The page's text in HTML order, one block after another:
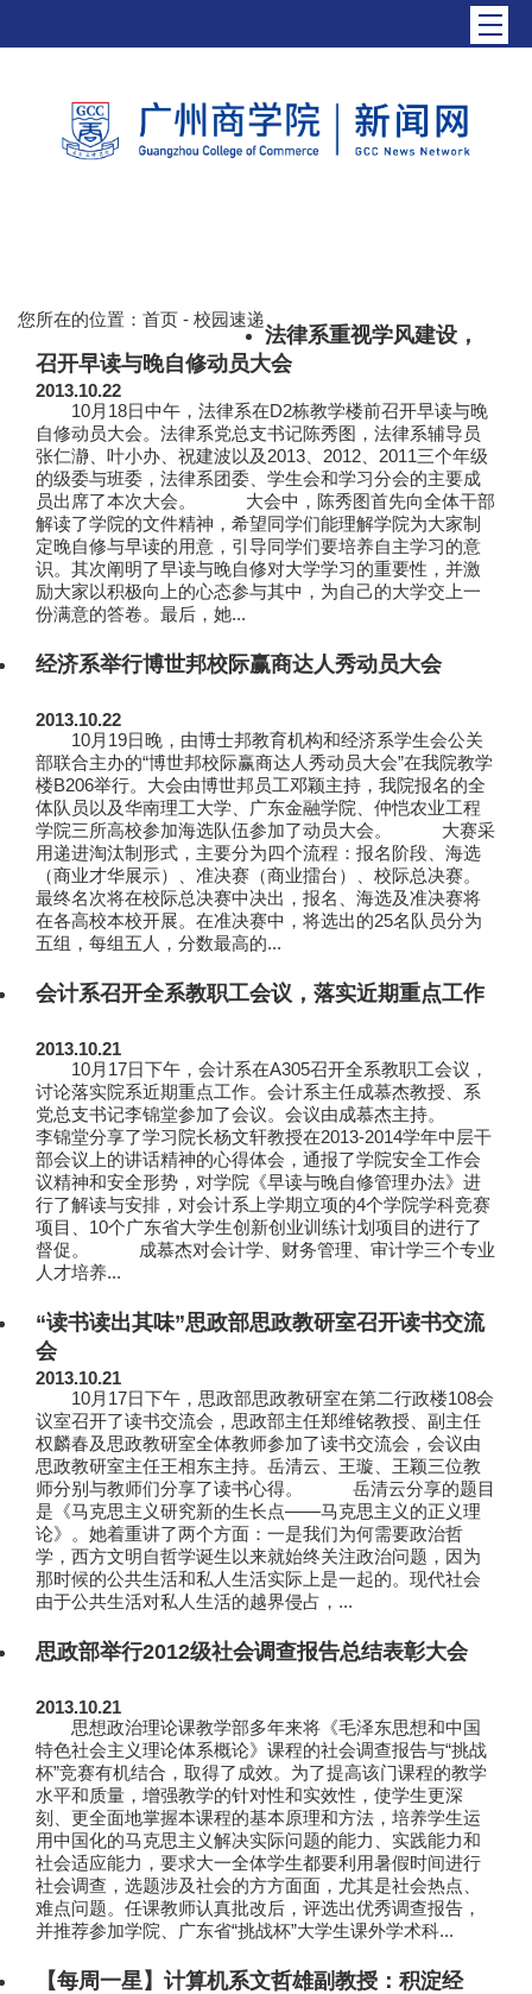
您所在的位置： 首页 - 校园速递
法律系重视学风建设，
召开早读与晚自修动员大会
2013.10.22
10月18日中午，法律系在D2栋教学楼前召开早读与晚
自修动员大会。法律系党总支书记陈秀图，法律系辅导员
张仁瀞、叶小办、祝建波以及2013、2012、2011三个年级
的级委与班委，法律系团委、学生会和学习分会的主要成
员出席了本次大会。 大会中，陈秀图首先向全体干部
解读了学院的文件精神，希望同学们能理解学院为大家制
定晚自修与早读的用意，引导同学们要培养自主学习的意
识。其次阐明了早读与晚自修对大学学习的重要性，并激
励大家以积极向上的心态参与其中，为自己的大学交上一
份满意的答卷。最后，她...
经济系举行博世邦校际赢商达人秀动员大会
2013.10.22
10月19日晚，由博士邦教育机构和经济系学生会公关
部联合主办的“博世邦校际赢商达人秀动员大会”在我院教学
楼B206举行。大会由博世邦员工邓颖主持，我院报名的全
体队员以及华南理工大学、广东金融学院、仲恺农业工程
学院三所高校参加海选队伍参加了动员大会。 大赛采
用递进淘汰制形式，主要分为四个流程：报名阶段、海选
（商业才华展示）、准决赛（商业擂台）、校际总决赛。
最终名次将在校际总决赛中决出，报名、海选及准决赛将
在各高校本校开展。在准决赛中，将选出的25名队员分为
五组，每组五人，分数最高的...
会计系召开全系教职工会议，落实近期重点工作
2013.10.21
10月17日下午，会计系在A305召开全系教职工会议，
讨论落实院系近期重点工作。会计系主任成慕杰教授、系
党总支书记李锦堂参加了会议。会议由成慕杰主持。
李锦堂分享了学习院长杨文轩教授在2013-2014学年中层干
部会议上的讲话精神的心得体会，通报了学院安全工作会
议精神和安全形势，对学院《早读与晚自修管理办法》进
行了解读与安排，对会计系上学期立项的4个学院学科竞赛
项目、10个广东省大学生创新创业训练计划项目的进行了
督促。 成慕杰对会计学、财务管理、审计学三个专业
人才培养...
“读书读出其味”思政部思政教研室召开读书交流
会
2013.10.21
10月17日下午，思政部思政教研室在第二行政楼108会
议室召开了读书交流会，思政部主任郑维铭教授、副主任
权麟春及思政教研室全体教师参加了读书交流会，会议由
思政教研室主任王相东主持。岳清云、王璇、王颖三位教
师分别与教师们分享了读书心得。 岳清云分享的题目
是《马克思主义研究新的生长点——马克思主义的正义理
论》。她着重讲了两个方面：一是我们为何需要政治哲
学，西方文明自哲学诞生以来就始终关注政治问题，因为
那时候的公共生活和私人生活实际上是一起的。现代社会
由于公共生活对私人生活的越界侵占，...
思政部举行2012级社会调查报告总结表彰大会
2013.10.21
思想政治理论课教学部多年来将《毛泽东思想和中国
特色社会主义理论体系概论》课程的社会调查报告与“挑战
杯”竞赛有机结合，取得了成效。为了提高该门课程的教学
水平和质量，增强教学的针对性和实效性，使学生更深
刻、更全面地掌握本课程的基本原理和方法，培养学生运
用中国化的马克思主义解决实际问题的能力、实践能力和
社会适应能力，要求大一全体学生都要利用暑假时间进行
社会调查，选题涉及社会的方方面面，尤其是社会热点、
难点问题。任课教师认真批改后，评选出优秀调查报告，
并推荐参加学院、广东省“挑战杯”大学生课外学术科...
【每周一星】计算机系文哲雄副教授：积淀经